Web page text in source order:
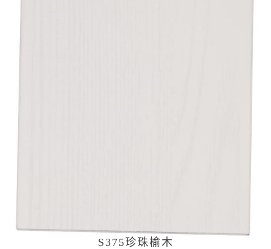
S375珍珠榆木